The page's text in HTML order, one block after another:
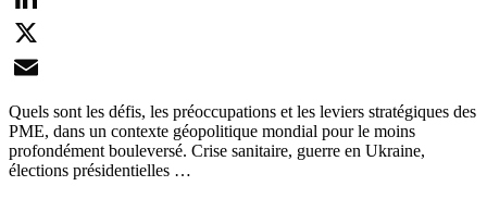
LinkedIn
X
Email
Quels sont les défis, les préoccupations et les leviers stratégiques des
PME, dans un contexte géopolitique mondial pour le moins
profondément bouleversé. Crise sanitaire, guerre en Ukraine,
élections présidentielles …